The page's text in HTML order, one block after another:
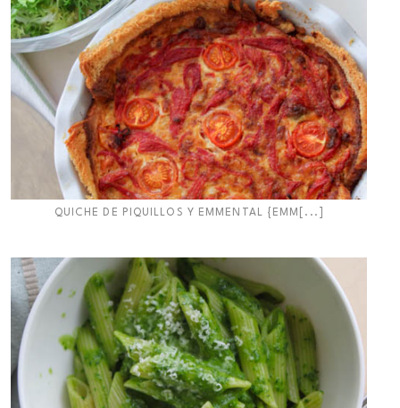
QUICHE DE PIQUILLOS Y EMMENTAL {EMM[...]